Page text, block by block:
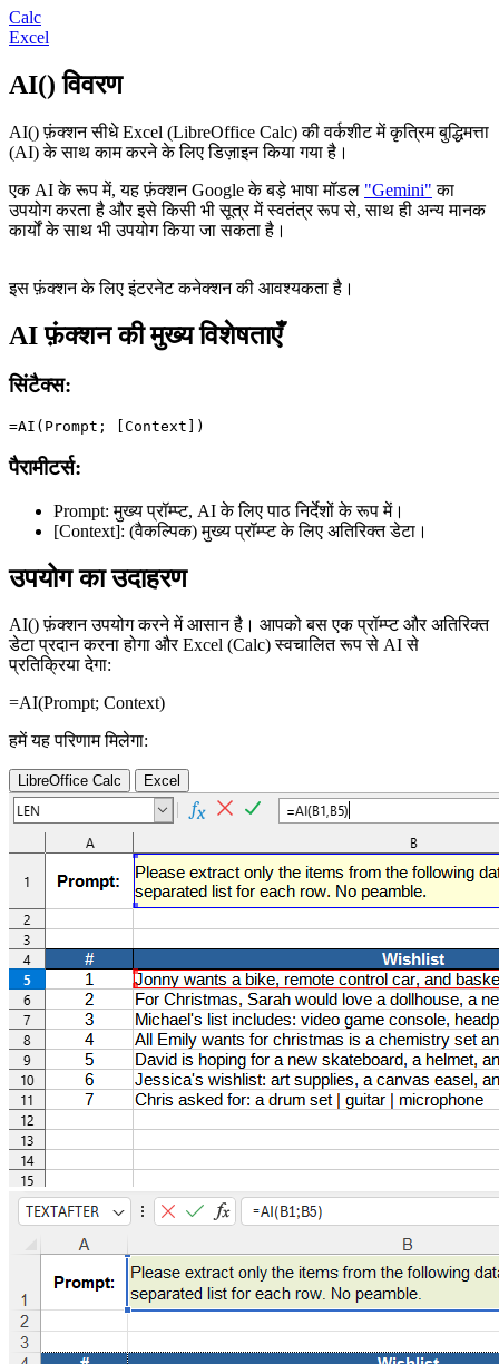
Calc
Excel
AI() विवरण
AI() फ़ंक्शन सीधे Excel (LibreOffice Calc) की वर्कशीट में कृत्रिम बुद्धिमत्ता
(AI) के साथ काम करने के लिए डिज़ाइन किया गया है।
एक AI के रूप में, यह फ़ंक्शन Google के बड़े भाषा मॉडल "Gemini" का
उपयोग करता है और इसे किसी भी सूत्र में स्वतंत्र रूप से, साथ ही अन्य मानक
कार्यों के साथ भी उपयोग किया जा सकता है।
इस फ़ंक्शन के लिए इंटरनेट कनेक्शन की आवश्यकता है।
AI फ़ंक्शन की मुख्य विशेषताएँ
सिंटैक्स:
पैरामीटर्स:
Prompt: मुख्य प्रॉम्प्ट, AI के लिए पाठ निर्देशों के रूप में।
[Context]: (वैकल्पिक) मुख्य प्रॉम्प्ट के लिए अतिरिक्त डेटा।
उपयोग का उदाहरण
AI() फ़ंक्शन उपयोग करने में आसान है। आपको बस एक प्रॉम्प्ट और अतिरिक्त
डेटा प्रदान करना होगा और Excel (Calc) स्वचालित रूप से AI से
प्रतिक्रिया देगा:
=AI(Prompt; Context)
हमें यह परिणाम मिलेगा:
LibreOffice Calc Excel